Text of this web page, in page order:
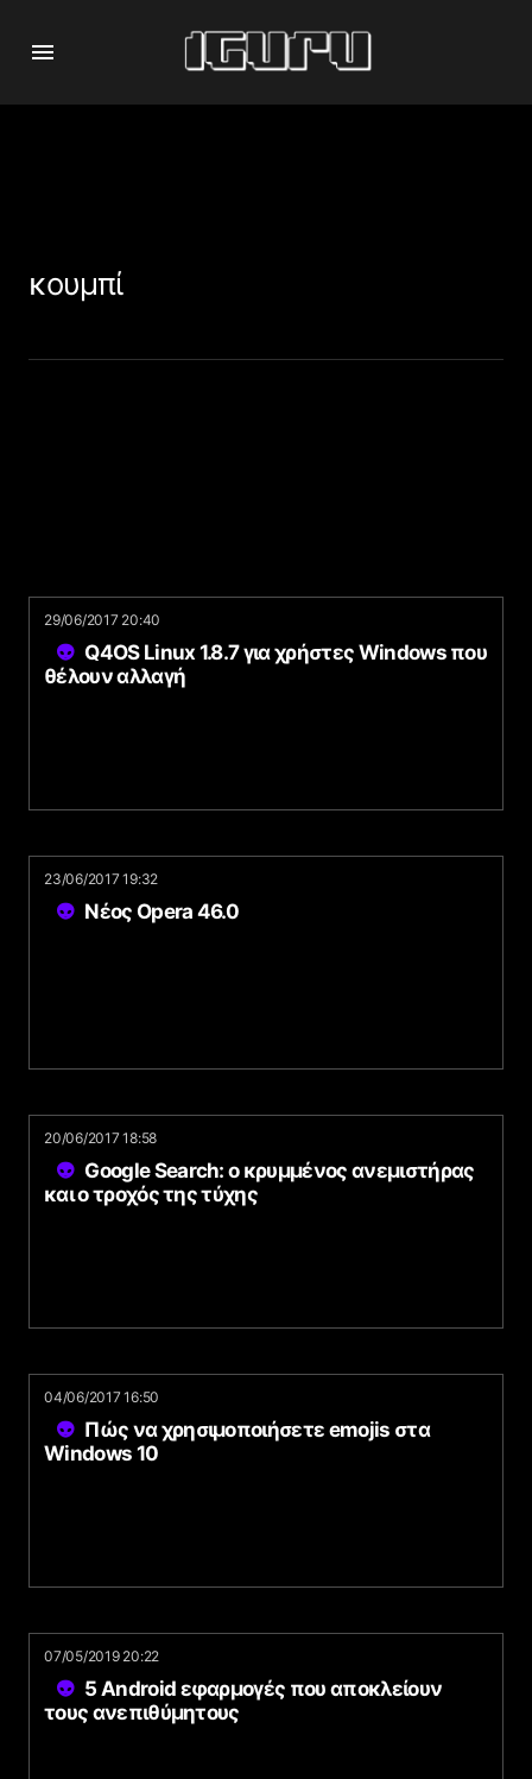
κουμπί
29/06/2017 20:40
Q4OS Linux 1.8.7 για χρήστες Windows που
θέλουν αλλαγή
23/06/2017 19:32
Νέος Opera 46.0
20/06/2017 18:58
Google Search: ο κρυμμένος ανεμιστήρας
και ο τροχός της τύχης
04/06/2017 16:50
Πώς να χρησιμοποιήσετε emojis στα
Windows 10
07/05/2019 20:22
5 Android εφαρμογές που αποκλείουν
τους ανεπιθύμητους